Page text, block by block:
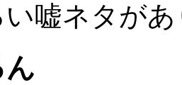
嘘ネタが